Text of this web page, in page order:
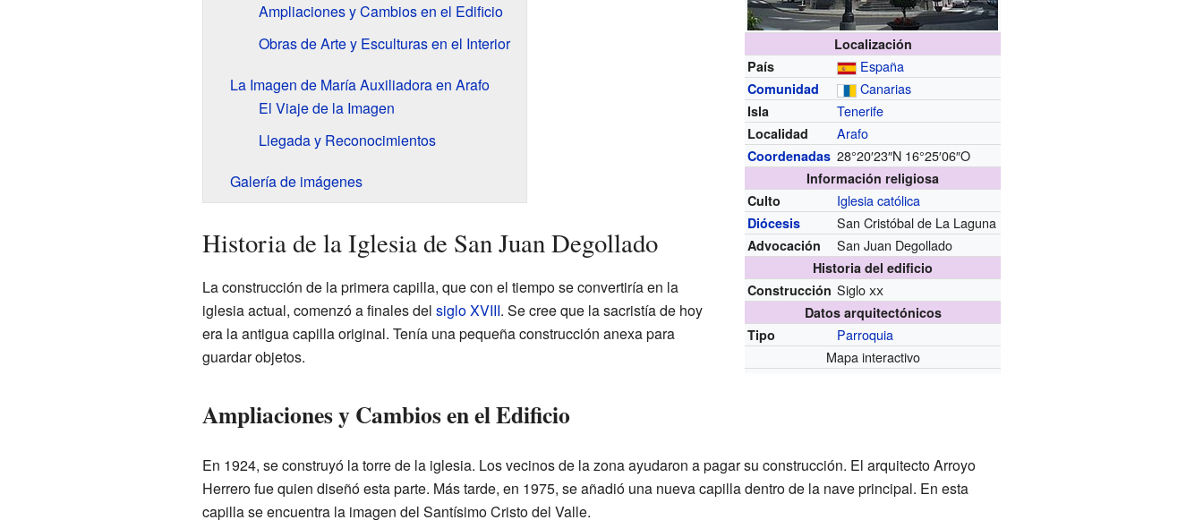
Localización
País
España
Comunidad Canarias
Isla Tenerife
Localidad Arafo
Coordenadas 28°20′23″N 16°25′06″O
Información religiosa
Culto
Iglesia católica
Diócesis San Cristóbal de La Laguna
Advocación San Juan Degollado
Historia del edificio
Construcción Sigloxx
Datos arquitectónicos
Tipo
Parroquia
Mapa interactivo
Ampliaciones y Cambios en el Edificio
Obras de Arte y Esculturas en el Interior
La Imagen de María Auxiliadora en Arafo
El Viaje de la Imagen
Llegada y Reconocimientos
Galería de imágenes
Historia de la Iglesia de San Juan Degollado
La construcción de la primera capilla, que con el tiempo se convertiría en la
iglesia actual, comenzó a finales del siglo XVIII. Se cree que la sacristía de hoy
era la antigua capilla original. Tenía una pequeña construcción anexa para
guardar objetos.
Ampliaciones y Cambios en el Edificio
En 1924, se construyó la torre de la iglesia. Los vecinos de la zona ayudaron a pagar su construcción. El arquitecto Arroyo
Herrero fue quien diseñó esta parte. Más tarde, en 1975, se añadió una nueva capilla dentro de la nave principal. En esta
capilla se encuentra la imagen del Santísimo Cristo del Valle.